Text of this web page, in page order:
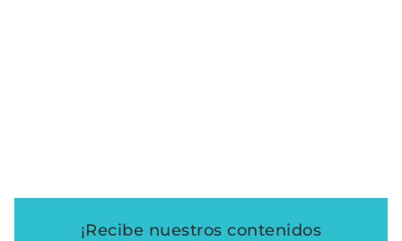
¡Recibe nuestros contenidos